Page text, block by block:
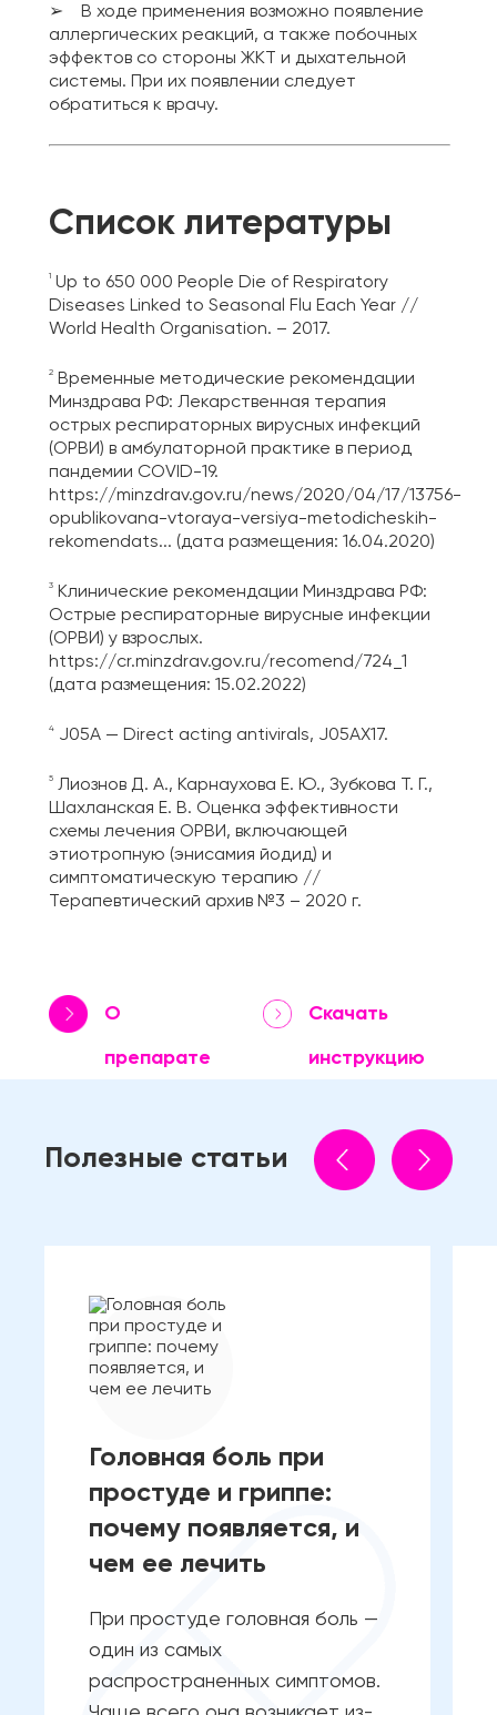
➢ В ходе применения возможно появление
аллергических реакций, а также побочных
эффектов со стороны ЖКТ и дыхательной
системы. При их появлении следует
обратиться к врачу.
Список литературы
1
Up to 650 000 People Die of Respiratory
Diseases Linked to Seasonal Flu Each Year //
World Health Organisation. – 2017.
2
Временные методические рекомендации
Минздрава РФ: Лекарственная терапия
острых респираторных вирусных инфекций
(ОРВИ) в амбулаторной практике в период
пандемии COVID-19.
https://minzdrav.gov.ru/news/2020/04/17/13756-
opublikovana-vtoraya-versiya-metodicheskih-
rekomendats... (дата размещения: 16.04.2020)
3
Клинические рекомендации Минздрава РФ:
Острые респираторные вирусные инфекции
(ОРВИ) у взрослых.
https://cr.minzdrav.gov.ru/recomend/724_1
(дата размещения: 15.02.2022)
4 J05A — Direct acting antivirals, J05AX17.
5 Лиознов Д. А., Карнаухова Е. Ю., Зубкова Т. Г.,
Шахланская Е. В. Оценка эффективности
схемы лечения ОРВИ, включающей
этиотропную (энисамия йодид) и
симптоматическую терапию //
Терапевтический архив №3 – 2020 г.
О
препарате
Скачать
инструкцию
Полезные статьи
Головная боль при
простуде и гриппе:
почему появляется, и
чем ее лечить
При простуде головная боль —
один из самых
распространенных симптомов.